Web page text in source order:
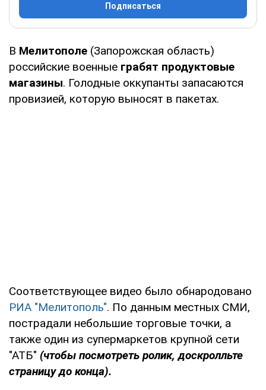
Подписаться
В Мелитополе (Запорожская область)
российские военные грабят продуктовые
магазины. Голодные оккупанты запасаются
провизией, которую выносят в пакетах.
Соответствующее видео было обнародовано
РИА "Мелитополь". По данным местных СМИ,
пострадали небольшие торговые точки, а
также один из супермаркетов крупной сети
"АТБ" (чтобы посмотреть ролик, доскролльте
страницу до конца).